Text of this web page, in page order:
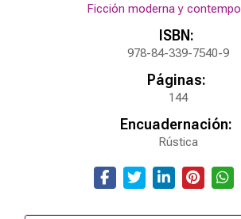
Ficción moderna y
ISBN:
978-84-339-7540-9
Páginas:
144
Encuadernación:
Rústica